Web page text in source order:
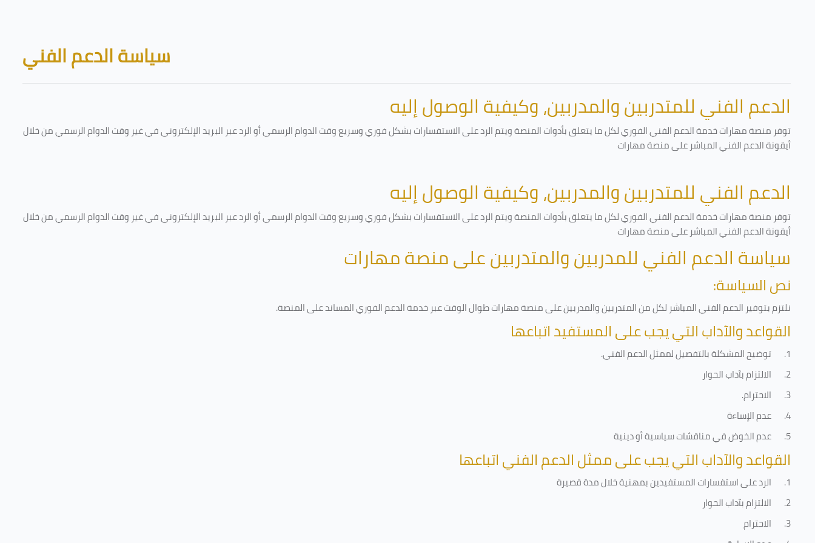
Blocks
سياسة الدعم الفني
الدعم الفني للمتدربين والمدربين، وكيفية الوصول إليه
توفر منصة مهارات خدمة الدعم الفني الفوري لكل ما يتعلق بأدوات المنصة ويتم الرد على الاستفسارات بشكل فوري وسريع وقت الدوام الرسمي أو الرد عبر البريد الإلكتروني في غير وقت الدوام الرسمي من خلال
أيقونة الدعم الفني المباشر على منصة مهارات
الدعم الفني للمتدربين والمدربين، وكيفية الوصول إليه
توفر منصة مهارات خدمة الدعم الفني الفوري لكل ما يتعلق بأدوات المنصة ويتم الرد على الاستفسارات بشكل فوري وسريع وقت الدوام الرسمي أو الرد عبر البريد الإلكتروني في غير وقت الدوام الرسمي من خلال
أيقونة الدعم الفني المباشر على منصة مهارات
سياسة الدعم الفني للمدربين والمتدربين على منصة مهارات
نص السياسة:
نلتزم بتوفير الدعم الفني المباشر لكل من المتدربين والمدربين على منصة مهارات طوال الوقت عبر خدمة الدعم الفوري المساند على المنصة.
القواعد والآداب التي يجب على المستفيد اتباعها
1. توضيح المشكلة بالتفصيل لممثل الدعم الفني.
2.
الالتزام بآداب الحوار
3.
الاحترام.
4.
عدم الإساءة
5.
عدم الخوض في مناقشات سياسية أو دينية
القواعد والآداب التي يجب على ممثل الدعم الفني اتباعها
1.
الرد على استفسارات المستفيدين بمهنية خلال مدة قصيرة
2.
الالتزام بآداب الحوار
3.
الاحترام